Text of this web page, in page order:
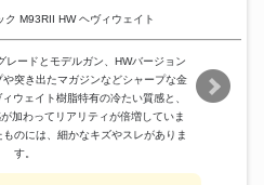
M93RII HW ヘヴィウェイト
レードとモデルガン、HWバージョン
突き出たマガジンなどシャープな金
ウェイト樹脂特有の冷たい質感と、
加わってリアリティが倍増していま
のには、細かなキズやスレがありま
す。